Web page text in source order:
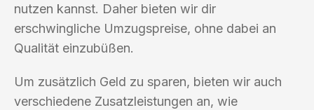
nutzen kannst. Daher bieten wir dir
erschwingliche Umzugspreise, ohne dabei an
Qualität einzubüßen.
Um zusätzlich Geld zu sparen, bieten wir auch
verschiedene Zusatzleistungen an, wie